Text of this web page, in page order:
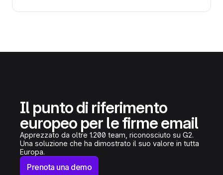
Il punto di riferimento
europeo per le firme email
Apprezzato da oltre 1.200 team, riconosciuto su G2.
Una soluzione che ha dimostrato il suo valore in tutta
Europa.
Prenota una demo